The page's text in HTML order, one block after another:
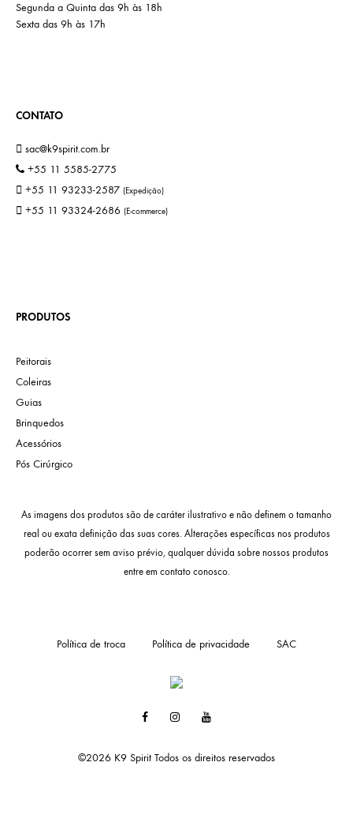
Segunda a Quinta das 9h às 18h
Sexta das 9h às 17h
CONTATO
sac@k9spirit.com.br
+55 11 5585-2775
+55 11 93233-2587 (Expedição)
+55 11 93324-2686 (E-commerce)
PRODUTOS
Peitorais
Coleiras
Guias
Brinquedos
Acessórios
Pós Cirúrgico
As imagens dos produtos são de caráter ilustrativo e não definem o tamanho
real ou exata definição das suas cores. Alterações específicas nos produtos
poderão ocorrer sem aviso prévio, qualquer dúvida sobre nossos produtos
entre em contato conosco.
facebookinstagramyoutube
©2026 K9 Spirit Todos os direitos reservados
Política de troca Política de privacidade SAC